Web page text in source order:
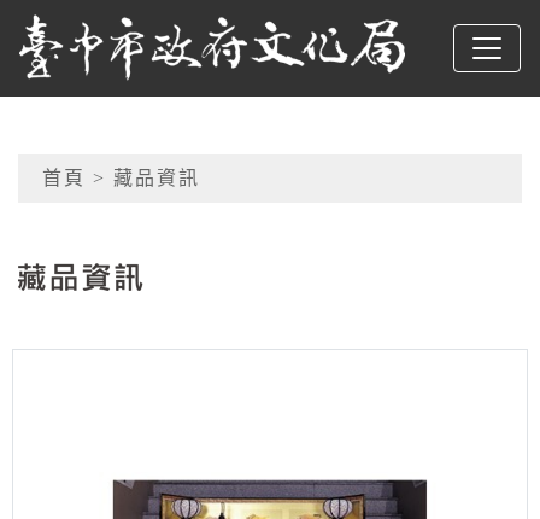
跳到主要內容
臺中市政府文化局
網頁導覽
首頁 > 藏品資訊